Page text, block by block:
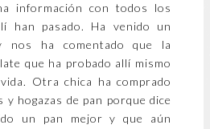
información con todos los
han pasado. Ha venido un
nos ha comentado que la
que ha probado allí mismo
Otra chica ha comprado
hogazas de pan porque dice
un pan mejor y que aún